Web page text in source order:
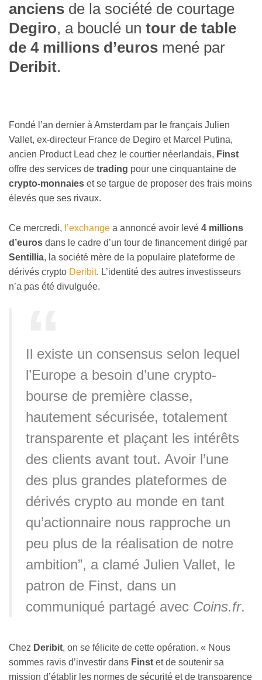
anciens de la société de courtage
Degiro, a bouclé un tour de table
de 4 millions d’euros mené par
Deribit.
Fondé l’an dernier à Amsterdam par le français Julien
Vallet, ex-directeur France de Degiro et Marcel Putina,
ancien Product Lead chez le courtier néerlandais, Finst
offre des services de trading pour une cinquantaine de
crypto-monnaies et se targue de proposer des frais moins
élevés que ses rivaux.
Ce mercredi, l’exchange a annoncé avoir levé 4 millions
d’euros dans le cadre d’un tour de financement dirigé par
Sentillia, la société mère de la populaire plateforme de
dérivés crypto Deribit. L’identité des autres investisseurs
n’a pas été divulguée.
Il existe un consensus selon lequel
l’Europe a besoin d’une crypto-
bourse de première classe,
hautement sécurisée, totalement
transparente et plaçant les intérêts
des clients avant tout. Avoir l’une
des plus grandes plateformes de
dérivés crypto au monde en tant
qu’actionnaire nous rapproche un
peu plus de la réalisation de notre
ambition”, a clamé Julien Vallet, le
patron de Finst, dans un
communiqué partagé avec Coins.fr.
Chez Deribit, on se félicite de cette opération. « Nous
sommes ravis d’investir dans Finst et de soutenir sa
mission d’établir les normes de sécurité et de transparence